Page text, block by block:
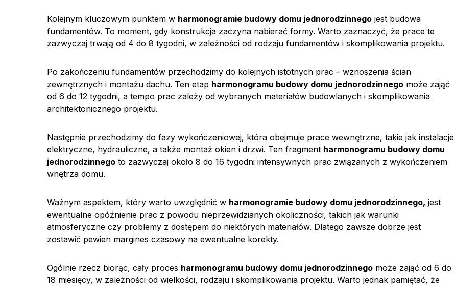
Kolejnym kluczowym punktem w harmonogramie budowy domu jednorodzinnego jest budowa
fundamentów. To moment, gdy konstrukcja zaczyna nabierać formy. Warto zaznaczyć, że prace te
zazwyczaj trwają od 4 do 8 tygodni, w zależności od rodzaju fundamentów i skomplikowania projektu.
Po zakończeniu fundamentów przechodzimy do kolejnych istotnych prac – wznoszenia ścian
zewnętrznych i montażu dachu. Ten etap harmonogramu budowy domu jednorodzinnego może zająć
od 6 do 12 tygodni, a tempo prac zależy od wybranych materiałów budowlanych i skomplikowania
architektonicznego projektu.
Następnie przechodzimy do fazy wykończeniowej, która obejmuje prace wewnętrzne, takie jak instalacje
elektryczne, hydrauliczne, a także montaż okien i drzwi. Ten fragment harmonogramu budowy domu
jednorodzinnego to zazwyczaj około 8 do 16 tygodni intensywnych prac związanych z wykończeniem
wnętrza domu.
Ważnym aspektem, który warto uwzględnić w harmonogramie budowy domu jednorodzinnego, jest
ewentualne opóźnienie prac z powodu nieprzewidzianych okoliczności, takich jak warunki
atmosferyczne czy problemy z dostępem do niektórych materiałów. Dlatego zawsze dobrze jest
zostawić pewien margines czasowy na ewentualne korekty.
Ogólnie rzecz biorąc, cały proces harmonogramu budowy domu jednorodzinnego może zająć od 6 do
18 miesięcy, w zależności od wielkości, rodzaju i skomplikowania projektu. Warto jednak pamiętać, że